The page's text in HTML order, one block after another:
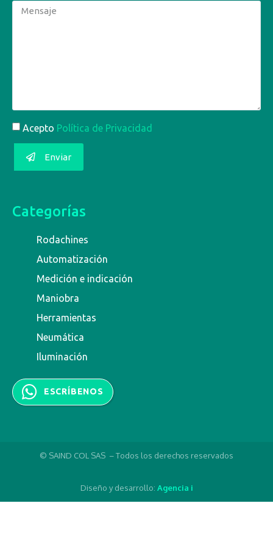
Acepto Política de Privacidad
Enviar
Categorías
Rodachines
Automatización
Medición e indicación
Maniobra
Herramientas
Neumática
Iluminación
ESCRÍBENOS
© SAIND COL SAS – Todos los derechos reservados
Diseño y desarrollo: Agencia i